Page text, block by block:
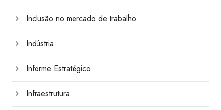
Inclusão no mercado de trabalho
Indústria
Informe Estratégico
Infraestrutura